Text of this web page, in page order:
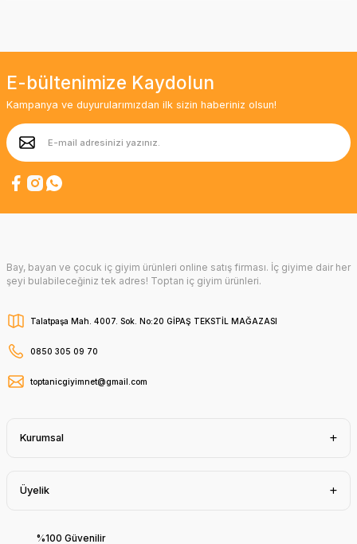
E-bültenimize Kaydolun
Kampanya ve duyurularımızdan ilk sizin haberiniz olsun!
Bay, bayan ve çocuk iç giyim ürünleri online satış firması. İç giyime dair her
şeyi bulabileceğiniz tek adres! Toptan iç giyim ürünleri.
Talatpaşa Mah. 4007. Sok. No:20 GİPAŞ TEKSTİL MAĞAZASI
0850 305 09 70
toptanicgiyimnet@gmail.com
Kurumsal
Üyelik
%100 Güvenilir